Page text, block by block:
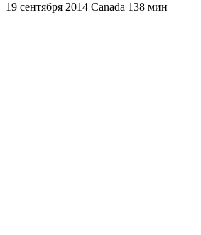
19 сентября 2014 Canada 138 мин